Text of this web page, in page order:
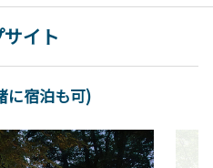
イト
に宿泊も可)